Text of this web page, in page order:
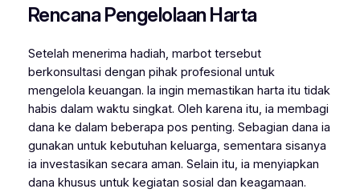
Rencana Pengelolaan Harta
Setelah menerima hadiah, marbot tersebut
berkonsultasi dengan pihak profesional untuk
mengelola keuangan. Ia ingin memastikan harta itu tidak
habis dalam waktu singkat. Oleh karena itu, ia membagi
dana ke dalam beberapa pos penting. Sebagian dana ia
gunakan untuk kebutuhan keluarga, sementara sisanya
ia investasikan secara aman. Selain itu, ia menyiapkan
dana khusus untuk kegiatan sosial dan keagamaan.